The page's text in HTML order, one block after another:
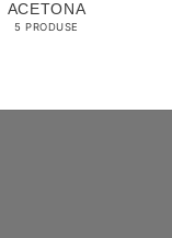
ACETONA
5 PRODUSE